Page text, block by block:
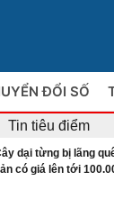
ĐỔI SỐ
Tin tiêu điểm
dại từng bị lãng
có giá lên tới